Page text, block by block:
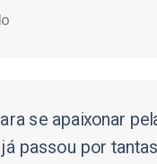
se apaixonar
passou por